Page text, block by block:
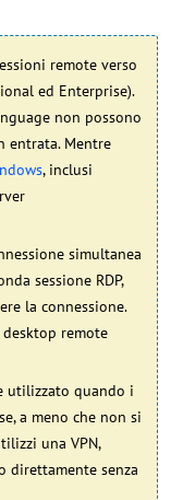
remote verso
ed Enterprise).
non possono
entrata. Mentre
, inclusi
simultanea
sessione RDP,
la connessione.
remote
utilizzato quando i
a meno che non si
una VPN,
direttamente senza